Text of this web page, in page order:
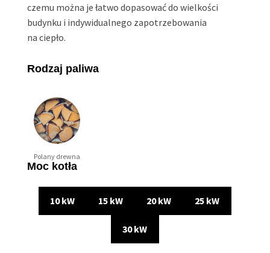
czemu można je łatwo dopasować do wielkości
budynku i indywidualnego zapotrzebowania
na ciepło.
Rodzaj paliwa
Polany drewna
Moc kotła
10 kW 15 kW 20 kW 25 kW
30 kW